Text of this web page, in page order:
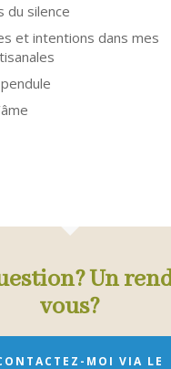
du silence
et intentions dans mes
Un
vous?
MOI VIA LE